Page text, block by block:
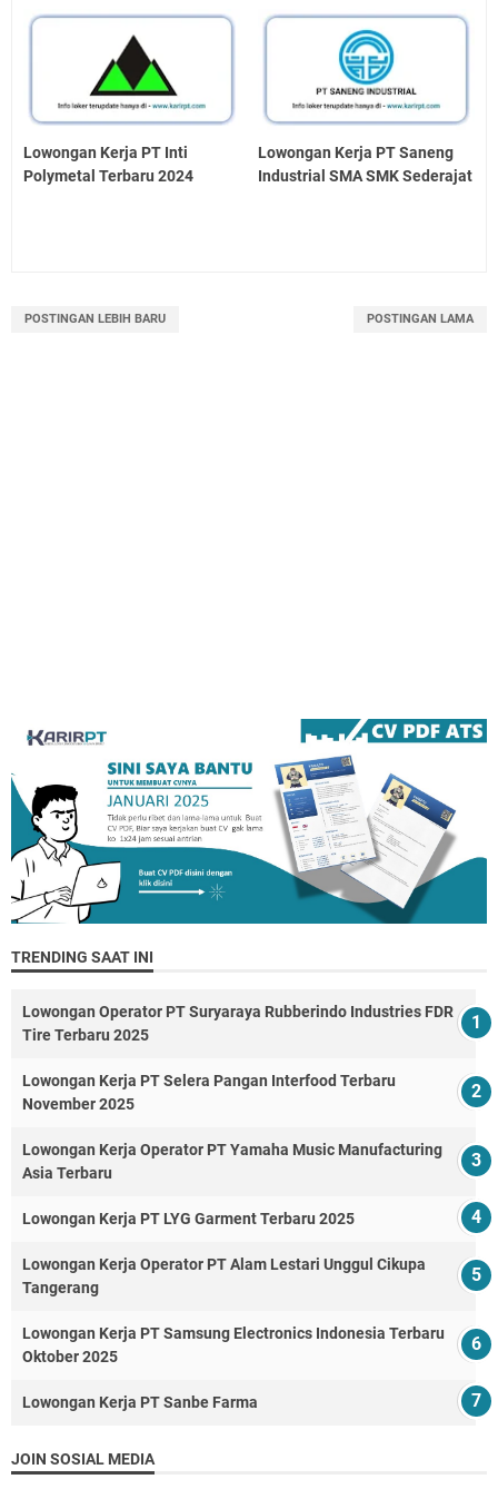
Lowongan Kerja PT Inti
Polymetal Terbaru 2024
Lowongan Kerja PT Saneng
Industrial SMA SMK Sederajat
POSTINGAN LEBIH BARU POSTINGAN LAMA
TRENDING SAAT INI
Lowongan Operator PT Suryaraya Rubberindo Industries FDR
Tire Terbaru 2025
Lowongan Kerja PT Selera Pangan Interfood Terbaru
November 2025
Lowongan Kerja Operator PT Yamaha Music Manufacturing
Asia Terbaru
Lowongan Kerja PT LYG Garment Terbaru 2025
Lowongan Kerja Operator PT Alam Lestari Unggul Cikupa
Tangerang
Lowongan Kerja PT Samsung Electronics Indonesia Terbaru
Oktober 2025
Lowongan Kerja PT Sanbe Farma
JOIN SOSIAL MEDIA